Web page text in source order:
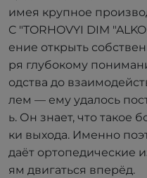
имея крупное
C "TORHOVYI DIM
ение открыть
ря глубокому
одства до
лем — ему удалось
ь. Он знает, что такое
ки выхода. Именно
даёт ортопедические
ям двигаться вперёд.